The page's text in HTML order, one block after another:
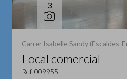
3
Carrer Isabelle Sandy (Escaldes-
Local comercial
Ref. 009955